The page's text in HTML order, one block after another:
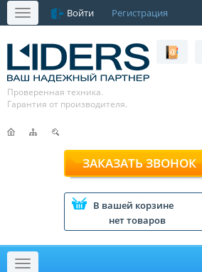
Меню Войти Регистрация
Проверенная техника.
Гарантия от производителя.
ЗАКАЗАТЬ ЗВОНОК
В вашей корзине
нет товаров
Меню